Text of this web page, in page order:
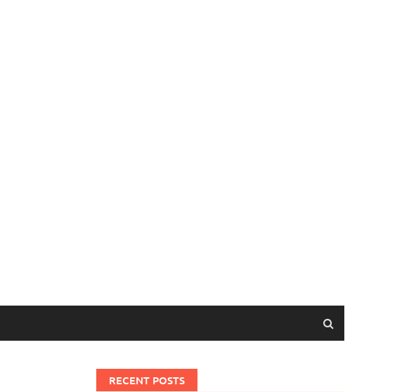
RECENT POSTS